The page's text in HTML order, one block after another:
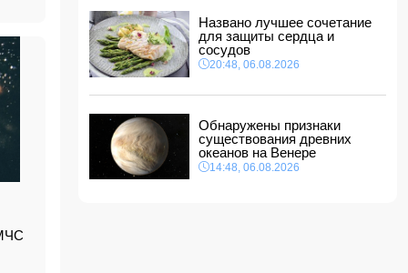
Ильхам Алиев подписал распоряжения в
связи с двумя дипломатами
14:00, 07.08.2026
Прогноз погоды в Азербайджане на 8 августа
12:48, 07.08.2026
В Азербайджане ищут сотрудников с
зарплатой до 10 000 манатов
12:40, 07.08.2026
Названо лучшее сочетание
для защиты сердца и
сосудов
20:48, 06.08.2026
Обнаружены признаки
существования древних
океанов на Венере
14:48, 06.08.2026